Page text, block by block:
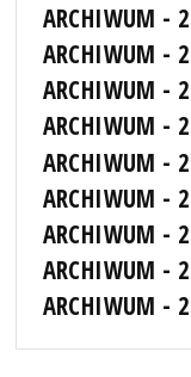
ARCHIWUM -
ARCHIWUM -
ARCHIWUM -
ARCHIWUM -
ARCHIWUM -
ARCHIWUM -
ARCHIWUM -
ARCHIWUM -
ARCHIWUM -